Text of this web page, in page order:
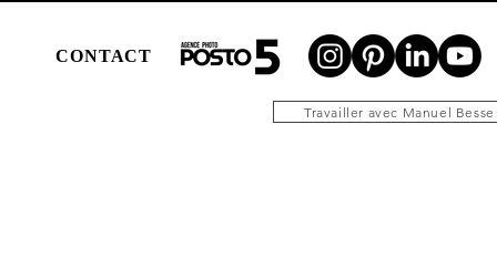
CONTACT
Travailler avec Manuel Besse